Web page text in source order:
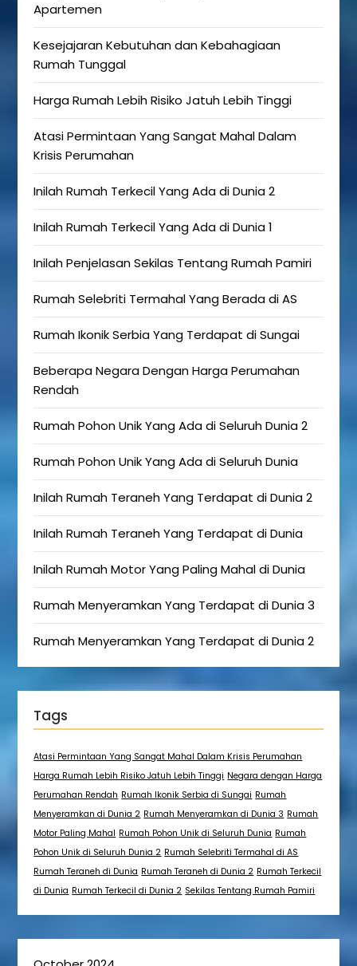
Apartemen
Kesejajaran Kebutuhan dan Kebahagiaan
Rumah Tunggal
Harga Rumah Lebih Risiko Jatuh Lebih Tinggi
Atasi Permintaan Yang Sangat Mahal Dalam
Krisis Perumahan
Inilah Rumah Terkecil Yang Ada di Dunia 2
Inilah Rumah Terkecil Yang Ada di Dunia 1
Inilah Penjelasan Sekilas Tentang Rumah Pamiri
Rumah Selebriti Termahal Yang Berada di AS
Rumah Ikonik Serbia Yang Terdapat di Sungai
Beberapa Negara Dengan Harga Perumahan
Rendah
Rumah Pohon Unik Yang Ada di Seluruh Dunia 2
Rumah Pohon Unik Yang Ada di Seluruh Dunia
Inilah Rumah Teraneh Yang Terdapat di Dunia 2
Inilah Rumah Teraneh Yang Terdapat di Dunia
Inilah Rumah Motor Yang Paling Mahal di Dunia
Rumah Menyeramkan Yang Terdapat di Dunia 3
Rumah Menyeramkan Yang Terdapat di Dunia 2
Tags
Atasi Permintaan Yang Sangat Mahal Dalam Krisis Perumahan
Harga Rumah Lebih Risiko Jatuh Lebih Tinggi Negara dengan Harga
Perumahan Rendah Rumah Ikonik Serbia di Sungai Rumah
Menyeramkan di Dunia 2 Rumah Menyeramkan di Dunia 3 Rumah
Motor Paling Mahal Rumah Pohon Unik di Seluruh Dunia Rumah
Pohon Unik di Seluruh Dunia 2 Rumah Selebriti Termahal di AS
Rumah Teraneh di Dunia Rumah Teraneh di Dunia 2 Rumah Terkecil
di Dunia Rumah Terkecil di Dunia 2 Sekilas Tentang Rumah Pamiri